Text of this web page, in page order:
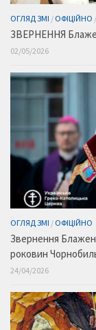
ОГЛЯД ЗМІ / ОФІЦІЙНО /
ЗВЕРНЕННЯ
02/05/2026
ОГЛЯД ЗМІ / ОФІЦІЙНО
Звернення
роковин
24/04/2026